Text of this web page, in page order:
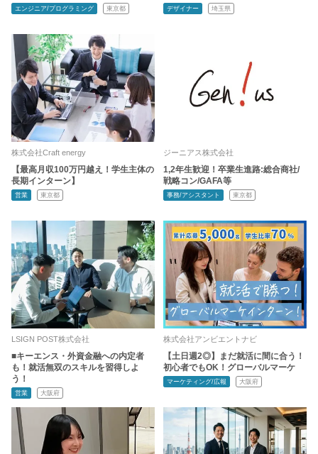
エンジニア/プログラミング 東京都 デザイナー 埼玉県
株式会社Craft energy
【最高月収100万円越え！学生主体の
長期インターン】
営業 東京都
ジーニアス株式会社
1,2年生歓迎！卒業生進路:総合商社/
戦略コン/GAFA等
事務/アシスタント 東京都
LSIGN POST株式会社
■キーエンス・外資金融への内定者
も！就活無双のスキルを習得しよ
う！
営業 大阪府
株式会社アンビエントナビ
【土日週2◎】まだ就活に間に合う！
初心者でもOK！グローバルマーケ
マーケティング/広報 大阪府